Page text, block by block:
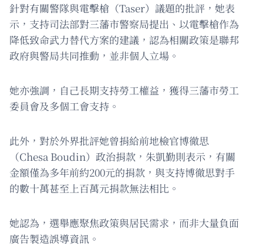
針對有關警隊與電擊槍（Taser）議題的批評，她表
示，支持司法部對三藩市警察局提出、以電擊槍作為
降低致命武力替代方案的建議，認為相關政策是聯邦
政府與警局共同推動，並非個人立場。
她亦強調，自己長期支持勞工權益，獲得三藩市勞工
委員會及多個工會支持。
此外，對於外界批評她曾捐給前地檢官博徹思
（Chesa Boudin）政治捐款，朱凱勤則表示，有關
金額僅為多年前約200元的捐款，與支持博徹思對手
的數十萬甚至上百萬元捐款無法相比。
她認為，選舉應聚焦政策與居民需求，而非大量負面
廣告製造誤導資訊。